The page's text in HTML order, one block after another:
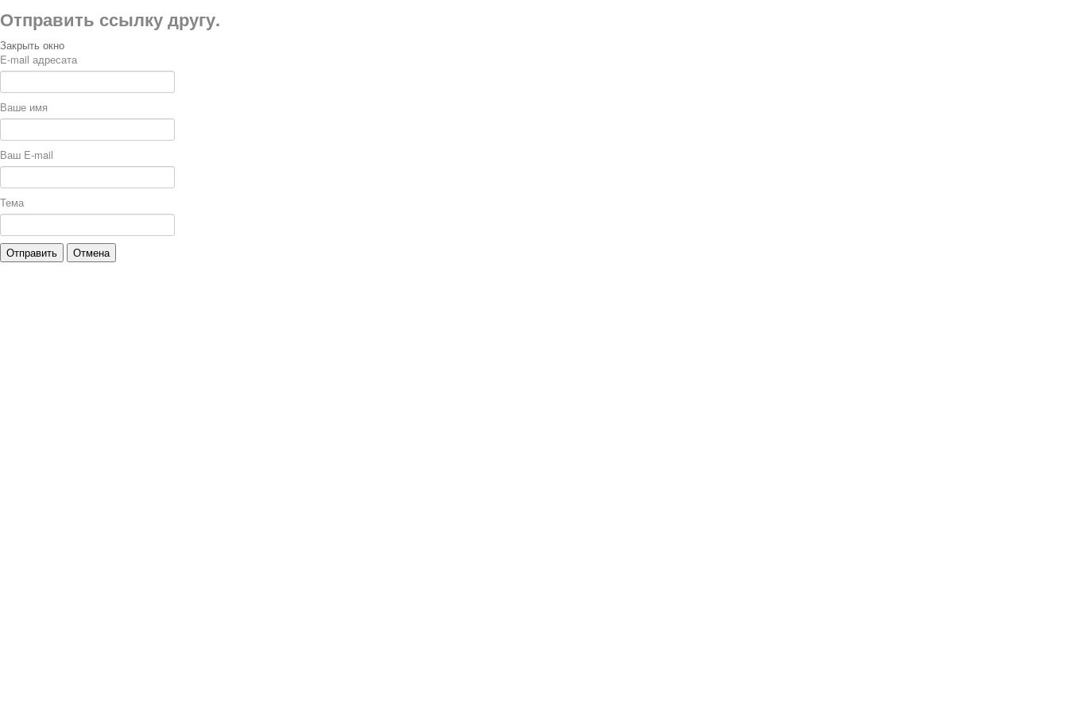
Отправить ссылку другу.
Закрыть окно
E-mail адресата
Ваше имя
Ваш E-mail
Тема
Отправить Отмена